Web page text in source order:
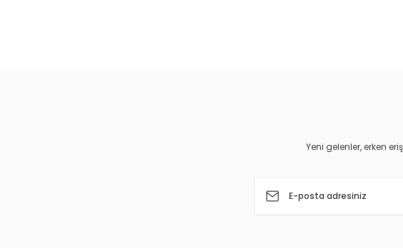
Yeni gelenler, erken